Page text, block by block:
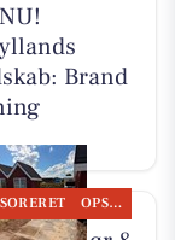
Brand
OPSLAGSTAVLEN